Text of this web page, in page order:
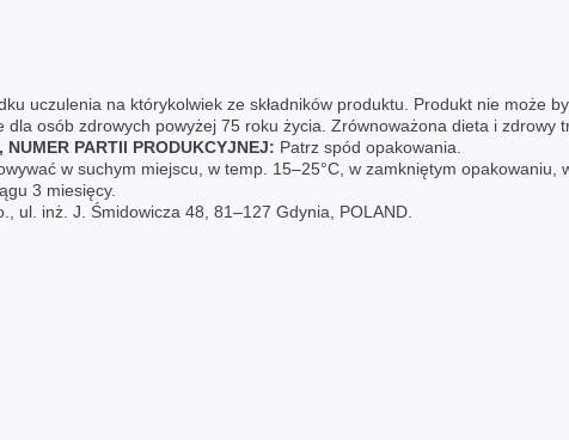
uczulenia na którykolwiek ze składników produktu. Produkt nie może
dla osób zdrowych powyżej 75 roku życia. Zrównoważona dieta i zdrowy
PARTII PRODUKCYJNEJ: Patrz spód opakowania.
w suchym miejscu, w temp. 15–25°C, w zamkniętym opakowaniu,
3 miesięcy.
ul. inż. J. Śmidowicza 48, 81‒127 Gdynia, POLAND.